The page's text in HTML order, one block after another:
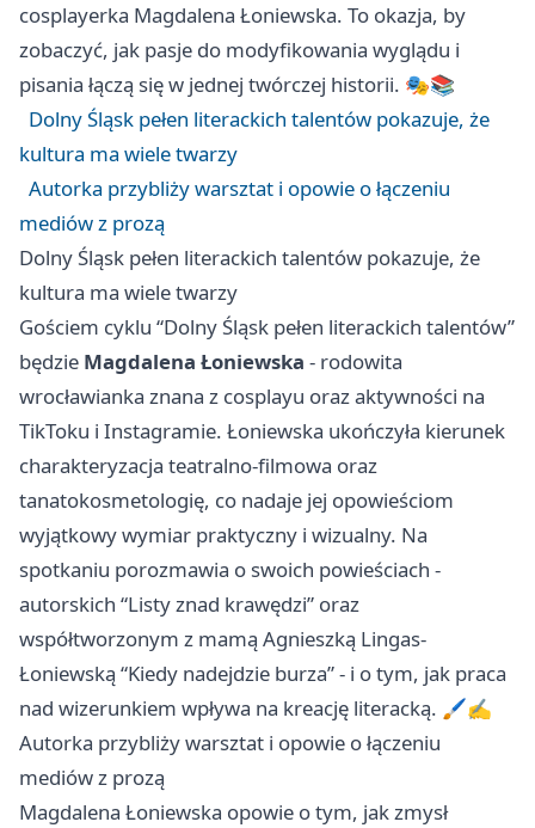
cosplayerka Magdalena Łoniewska. To okazja, by
zobaczyć, jak pasje do modyfikowania wyglądu i
pisania łączą się w jednej twórczej historii. 🎭📚
Dolny Śląsk pełen literackich talentów pokazuje, że
kultura ma wiele twarzy
Autorka przybliży warsztat i opowie o łączeniu
mediów z prozą
Dolny Śląsk pełen literackich talentów pokazuje, że
kultura ma wiele twarzy
Gościem cyklu “Dolny Śląsk pełen literackich talentów”
będzie Magdalena Łoniewska - rodowita
wrocławianka znana z cosplayu oraz aktywności na
TikToku i Instagramie. Łoniewska ukończyła kierunek
charakteryzacja teatralno-filmowa oraz
tanatokosmetologię, co nadaje jej opowieściom
wyjątkowy wymiar praktyczny i wizualny. Na
spotkaniu porozmawia o swoich powieściach -
autorskich “Listy znad krawędzi” oraz
współtworzonym z mamą Agnieszką Lingas-
Łoniewską “Kiedy nadejdzie burza” - i o tym, jak praca
nad wizerunkiem wpływa na kreację literacką. 🖌️✍️
Autorka przybliży warsztat i opowie o łączeniu
mediów z prozą
Magdalena Łoniewska opowie o tym, jak zmysł